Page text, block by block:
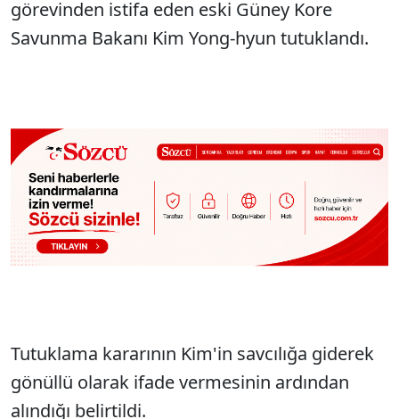
görevinden istifa eden eski Güney Kore
Savunma Bakanı Kim Yong-hyun tutuklandı.
Tutuklama kararının Kim'in savcılığa giderek
gönüllü olarak ifade vermesinin ardından
alındığı belirtildi.